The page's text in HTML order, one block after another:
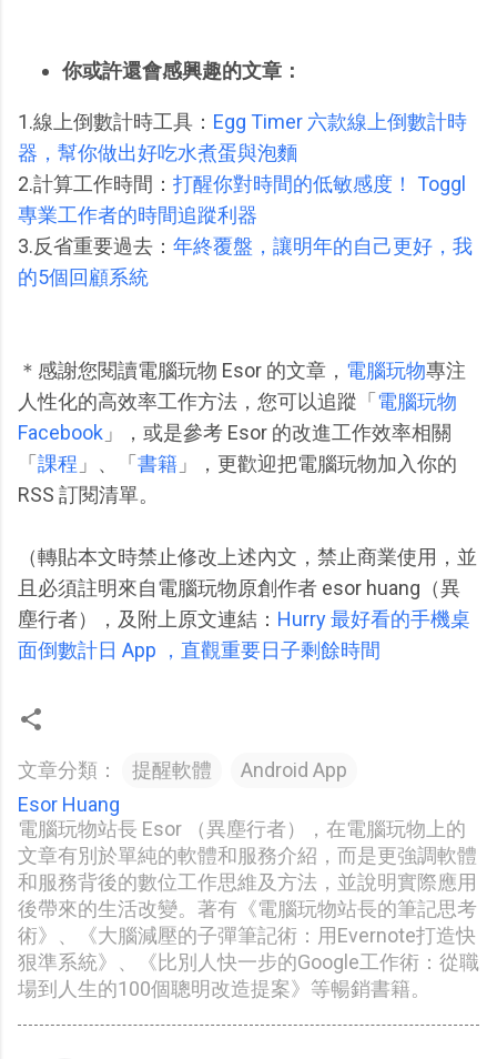
你或許還會感興趣的文章：
1.線上倒數計時工具： Egg Timer 六款線上倒數計時
器，幫你做出好吃水煮蛋與泡麵
2.計算工作時間： 打醒你對時間的低敏感度！ Toggl
專業工作者的時間追蹤利器
3.反省重要過去： 年終覆盤，讓明年的自己更好，我
的5個回顧系統
＊感謝您閱讀電腦玩物 Esor 的文章， 電腦玩物專注
人性化的高效率工作方法，您可以追蹤「 電腦玩物
Facebook 」，或是參考 Esor 的改進工作效率相關
「 課程 」、「 書籍 」，更歡迎把電腦玩物加入你的
RSS 訂閱清單。
（轉貼本文時禁止修改上述內文，禁止商業使用，並
且必須註明來自電腦玩物原創作者 esor huang（異
塵行者），及附上原文連結： Hurry 最好看的手機桌
面倒數計日 App ，直觀重要日子剩餘時間
文章分類： 提醒軟體
Android App
Esor Huang
電腦玩物站長 Esor （異塵行者），在電腦玩物上的
文章有別於單純的軟體和服務介紹，而是更強調軟體
和服務背後的數位工作思維及方法，並說明實際應用
後帶來的生活改變。著有《電腦玩物站長的筆記思考
術》、《大腦減壓的子彈筆記術：用Evernote打造快
狠準系統》、《比別人快一步的Google工作術：從職
場到人生的100個聰明改造提案》等暢銷書籍。